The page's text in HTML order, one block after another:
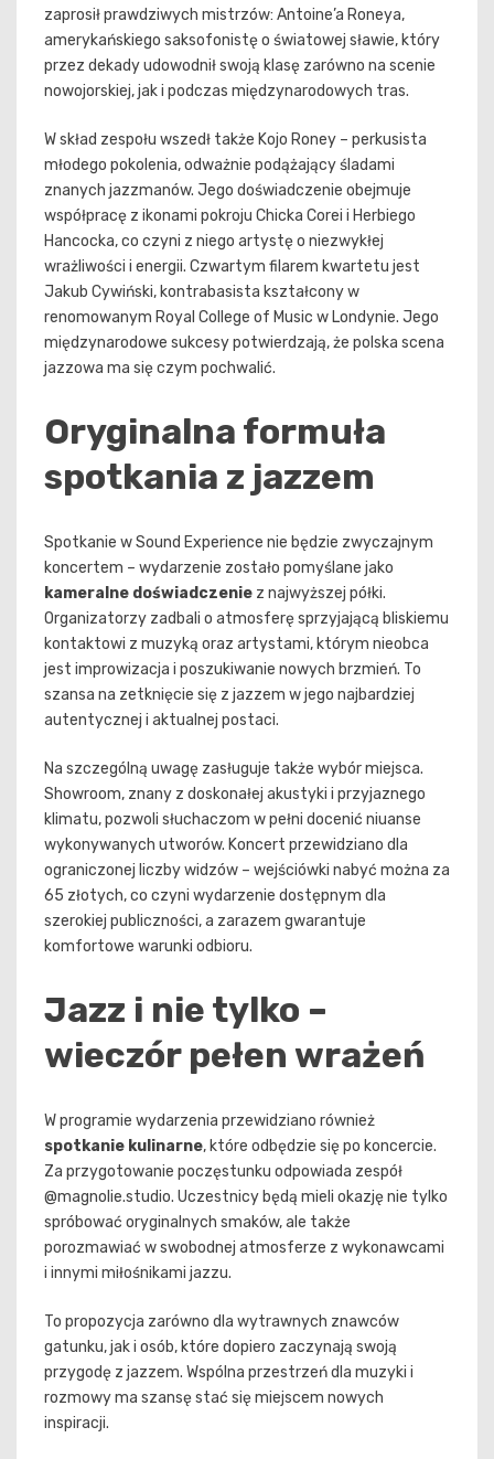
zaprosił prawdziwych mistrzów: Antoine’a Roneya,
amerykańskiego saksofonistę o światowej sławie, który
przez dekady udowodnił swoją klasę zarówno na scenie
nowojorskiej, jak i podczas międzynarodowych tras.
W skład zespołu wszedł także Kojo Roney – perkusista
młodego pokolenia, odważnie podążający śladami
znanych jazzmanów. Jego doświadczenie obejmuje
współpracę z ikonami pokroju Chicka Corei i Herbiego
Hancocka, co czyni z niego artystę o niezwykłej
wrażliwości i energii. Czwartym filarem kwartetu jest
Jakub Cywiński, kontrabasista kształcony w
renomowanym Royal College of Music w Londynie. Jego
międzynarodowe sukcesy potwierdzają, że polska scena
jazzowa ma się czym pochwalić.
Oryginalna formuła
spotkania z jazzem
Spotkanie w Sound Experience nie będzie zwyczajnym
koncertem – wydarzenie zostało pomyślane jako
kameralne doświadczenie z najwyższej półki.
Organizatorzy zadbali o atmosferę sprzyjającą bliskiemu
kontaktowi z muzyką oraz artystami, którym nieobca
jest improwizacja i poszukiwanie nowych brzmień. To
szansa na zetknięcie się z jazzem w jego najbardziej
autentycznej i aktualnej postaci.
Na szczególną uwagę zasługuje także wybór miejsca.
Showroom, znany z doskonałej akustyki i przyjaznego
klimatu, pozwoli słuchaczom w pełni docenić niuanse
wykonywanych utworów. Koncert przewidziano dla
ograniczonej liczby widzów – wejściówki nabyć można za
65 złotych, co czyni wydarzenie dostępnym dla
szerokiej publiczności, a zarazem gwarantuje
komfortowe warunki odbioru.
Jazz i nie tylko –
wieczór pełen wrażeń
W programie wydarzenia przewidziano również
spotkanie kulinarne, które odbędzie się po koncercie.
Za przygotowanie poczęstunku odpowiada zespół
@magnolie.studio. Uczestnicy będą mieli okazję nie tylko
spróbować oryginalnych smaków, ale także
porozmawiać w swobodnej atmosferze z wykonawcami
i innymi miłośnikami jazzu.
To propozycja zarówno dla wytrawnych znawców
gatunku, jak i osób, które dopiero zaczynają swoją
przygodę z jazzem. Wspólna przestrzeń dla muzyki i
rozmowy ma szansę stać się miejscem nowych
inspiracji.